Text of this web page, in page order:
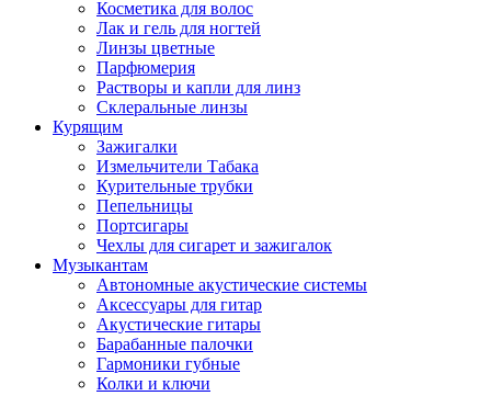
Косметика для волос
Лак и гель для ногтей
Линзы цветные
Парфюмерия
Растворы и капли для линз
Склеральные линзы
Курящим
Зажигалки
Измельчители Табака
Курительные трубки
Пепельницы
Портсигары
Чехлы для сигарет и зажигалок
Музыкантам
Автономные акустические системы
Аксессуары для гитар
Акустические гитары
Барабанные палочки
Гармоники губные
Колки и ключи